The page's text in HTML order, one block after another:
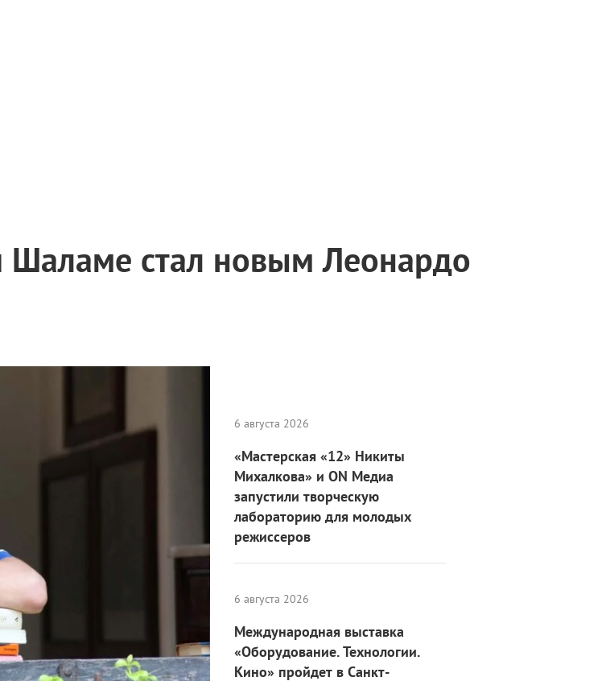
Шаламе стал новым Леонардо
6 августа 2026
«Мастерская «12» Никиты
Михалкова» и ON Медиа
запустили творческую
лабораторию для молодых
режиссеров
6 августа 2026
Международная выставка
«Оборудование. Технологии.
Кино» пройдет в Санкт-